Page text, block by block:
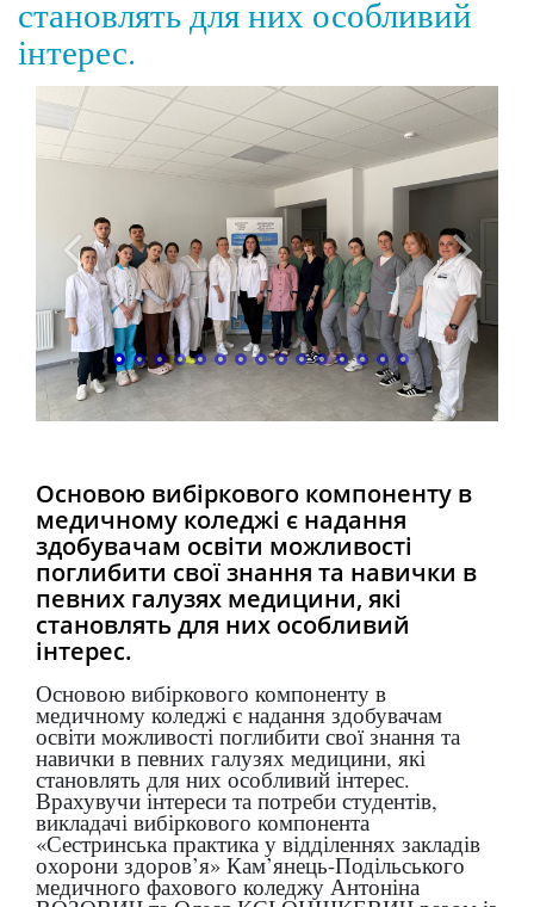
становлять для них особливий
інтерес.
Основою вибіркового компоненту в
медичному коледжі є надання
здобувачам освіти можливості
поглибити свої знання та навички в
певних галузях медицини, які
становлять для них особливий
інтерес.
Основою вибіркового компоненту в
медичному коледжі є надання здобувачам
освіти можливості поглибити свої знання та
навички в певних галузях медицини, які
становлять для них особливий інтерес.
Врахувучи інтереси та потреби студентів,
викладачі вибіркового компонента
«Сестринська практика у відділеннях закладів
охорони здоров’я» Кам’янець-Подільського
медичного фахового коледжу Антоніна